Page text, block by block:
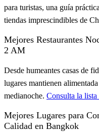
para turistas, una guía
tiendas imprescindibles de
Mejores Restaurantes
2 AM
Desde humeantes casas de
lugares mantienen
medianoche. Consulta la lista
Mejores Lugares para
Calidad en Bangkok